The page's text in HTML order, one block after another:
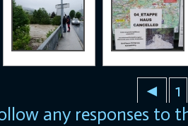
◄ 1
any responses to